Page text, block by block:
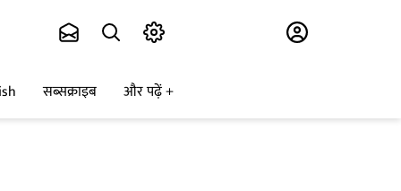
सब्सक्राइब और पढ़ें